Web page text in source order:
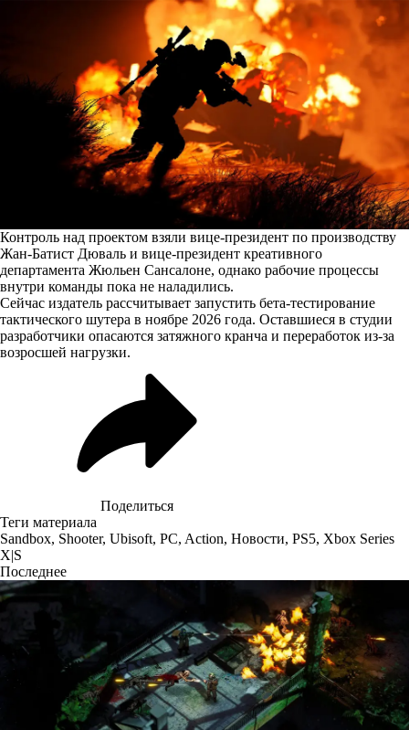
Контроль над проектом взяли вице-президент по производству
Жан-Батист Дюваль и вице-президент креативного
департамента Жюльен Сансалоне, однако рабочие процессы
внутри команды пока не наладились.
Сейчас издатель рассчитывает запустить бета-тестирование
тактического шутера в ноябре 2026 года. Оставшиеся в студии
разработчики опасаются затяжного кранча и переработок из-за
возросшей нагрузки.
Поделиться
Теги материала
Sandbox, Shooter, Ubisoft, PC, Action, Новости, PS5, Xbox Series
X|S
Последнее